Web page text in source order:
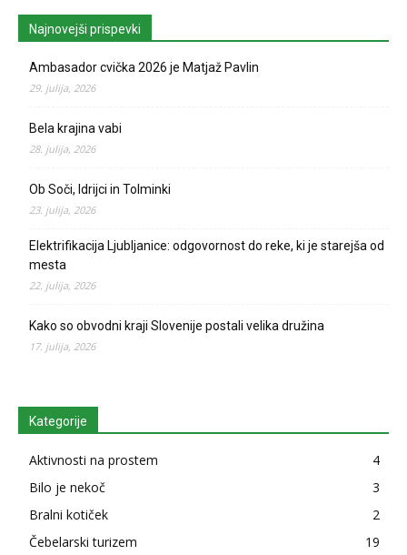
Najnovejši prispevki
Ambasador cvička 2026 je Matjaž Pavlin
29. julija, 2026
Bela krajina vabi
28. julija, 2026
Ob Soči, Idrijci in Tolminki
23. julija, 2026
Elektrifikacija Ljubljanice: odgovornost do reke, ki je starejša od
mesta
22. julija, 2026
Kako so obvodni kraji Slovenije postali velika družina
17. julija, 2026
Kategorije
Aktivnosti na prostem
4
Bilo je nekoč
3
Bralni kotiček
2
Čebelarski turizem
19